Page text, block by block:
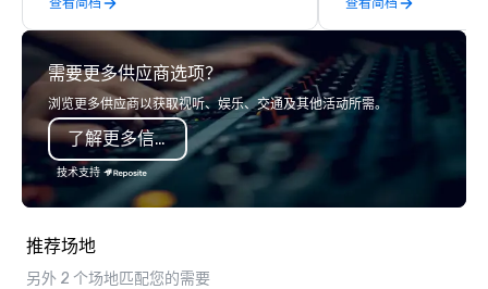
before The New York Times wrote
about it. But that was all pre-
pandemic, and this is a new era.
Liberated from the confines of a
single location, Covert Cocktail Club
now brings the speakeasy right to
your door—be it at your home, office,
bar mitzvah, dinner party,
bachelor/ette party or anywhere you
choose!
with this philosophy
to create a space for
connection as guests
visceral experience. Over the last 15
years, we have
with hundreds of
Shopify, and many
需要更多供应商选项？
浏览更多供应商以获取视听、娱乐、交通及其他活动所需。
了解更多信息
技术支持
推荐场地
另外 2 个场地匹配您的需要